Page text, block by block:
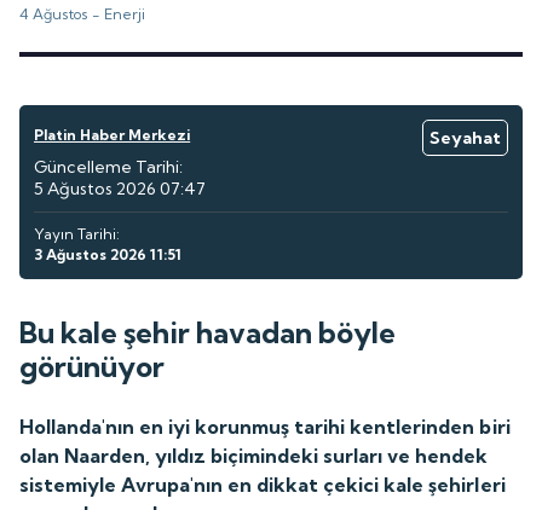
4 Ağustos - Enerji
Platin Haber Merkezi
Seyahat
Güncelleme Tarihi:
5 Ağustos 2026 07:47
Yayın Tarihi:
3 Ağustos 2026 11:51
Bu kale şehir havadan böyle
görünüyor
Hollanda'nın en iyi korunmuş tarihi kentlerinden biri
olan Naarden, yıldız biçimindeki surları ve hendek
sistemiyle Avrupa'nın en dikkat çekici kale şehirleri